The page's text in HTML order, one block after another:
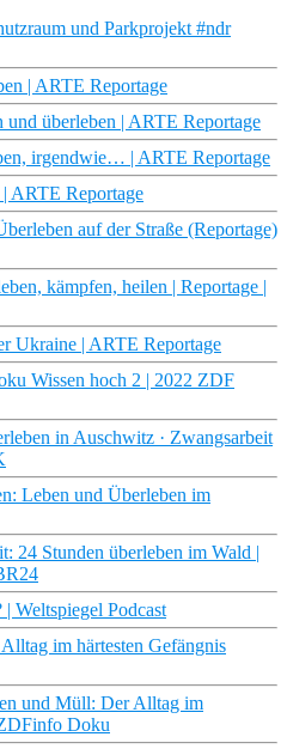
und Parkprojekt #ndr
| ARTE Reportage
und überleben | ARTE Reportage
irgendwie… | ARTE Reportage
ARTE Reportage
auf der Straße (Reportage)
kämpfen, heilen | Reportage |
Ukraine | ARTE Reportage
Wissen hoch 2 | 2022 ZDF
in Auschwitz · Zwangsarbeit
Leben und Überleben im
24 Stunden überleben im Wald |
Weltspiegel Podcast
im härtesten Gefängnis
und Müll: Der Alltag im
Doku